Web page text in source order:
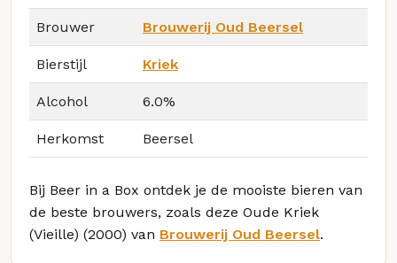
Brouwer Brouwerij Oud Beersel
Bierstijl Kriek
Alcohol 6.0%
Herkomst Beersel
Bij Beer in a Box ontdek je de mooiste bieren van
de beste brouwers, zoals deze Oude Kriek
(Vieille) (2000) van Brouwerij Oud Beersel.